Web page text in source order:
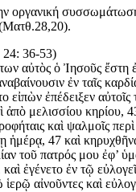
οργανική
(Ματθ.28,20).
24: 36-53)
αὐτὸς ὁ Ἰησοῦς ἔστη
ἐν ταῖς
εἰπὼν ἐπέδειξεν
ἀπὸ μελισσίου κηρίου,
καὶ ψαλμοῖς περὶ
ἡμέρᾳ, 47 καὶ
τοῦ πατρός μου ἐφ’
ἐγένετο ἐν τῷ
ἱερῷ αἰνοῦντες καὶ